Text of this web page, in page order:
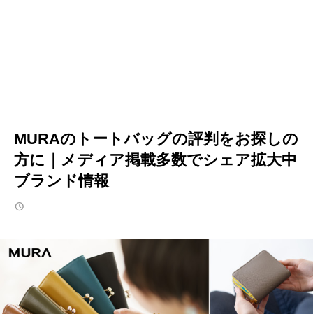
MURAのトートバッグの評判をお探しの
方に｜メディア掲載多数でシェア拡大中
ブランド情報